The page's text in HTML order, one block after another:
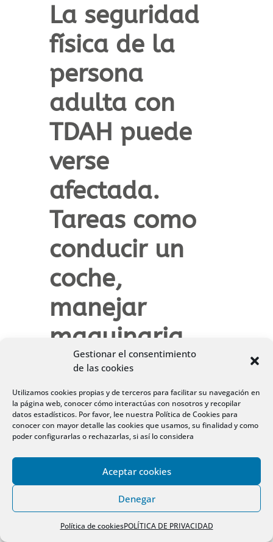
Gestionar el consentimiento
de las cookies
Utilizamos cookies propias y de terceros para facilitar su navegación en
la página web, conocer cómo interactúas con nosotros y recopilar
datos estadísticos. Por favor, lee nuestra Política de Cookies para
conocer con mayor detalle las cookies que usamos, su finalidad y como
poder configurarlas o rechazarlas, si así lo considera
Aceptar cookies
Denegar
Política de cookiesPOLÍTICA DE PRIVACIDAD
Laseguridad
físicade la
persona
adulta con
TDAH puede
verse
afectada.
Tareas como
conducir un
coche,
manejar
maquinaria
pesada,
utilizar
sustancias
químicas,
entre otras,
pueden